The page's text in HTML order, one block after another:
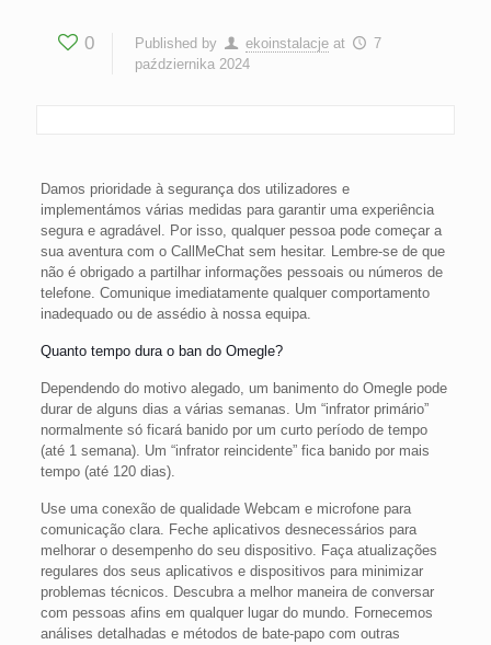
0 Published by ekoinstalacje at
7
października 2024
Damos prioridade à segurança dos utilizadores e
implementámos várias medidas para garantir uma experiência
segura e agradável. Por isso, qualquer pessoa pode começar a
sua aventura com o CallMeChat sem hesitar. Lembre-se de que
não é obrigado a partilhar informações pessoais ou números de
telefone. Comunique imediatamente qualquer comportamento
inadequado ou de assédio à nossa equipa.
Quanto tempo dura o ban do Omegle?
Dependendo do motivo alegado, um banimento do Omegle pode
durar de alguns dias a várias semanas. Um “infrator primário”
normalmente só ficará banido por um curto período de tempo
(até 1 semana). Um “infrator reincidente” fica banido por mais
tempo (até 120 dias).
Use uma conexão de qualidade Webcam e microfone para
comunicação clara. Feche aplicativos desnecessários para
melhorar o desempenho do seu dispositivo. Faça atualizações
regulares dos seus aplicativos e dispositivos para minimizar
problemas técnicos. Descubra a melhor maneira de conversar
com pessoas afins em qualquer lugar do mundo. Fornecemos
análises detalhadas e métodos de bate-papo com outras